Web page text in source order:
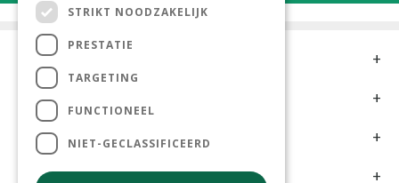
Contact
Openingstijden
Meer informatie
Klantervaringen
STRIKT NOODZAKELIJK
PRESTATIE
TARGETING
FUNCTIONEEL
NIET-GECLASSIFICEERD